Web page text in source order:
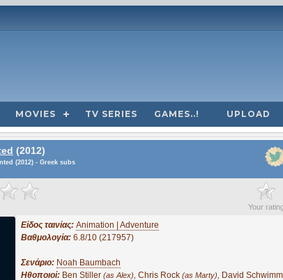
MOVIES TV SERIES GAMES..! UPLOAD
(2012)
(2012) - Greek subs
?
Your
Είδος ταινίας: Animation | Adventure
Βαθμολογία: 6.8/10 (217957)
Σενάριο: Noah Baumbach
Ηθοποιοί: Ben Stiller (as Alex), Chris Rock (as Marty), David